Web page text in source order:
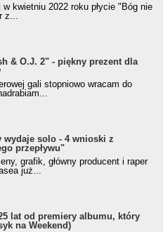
kwietniu 2022 roku płycie "Bóg nie
z...
& O.J. 2" - piękny prezent dla
gali stopniowo wracam do
wydaje solo - 4 wnioski z
przepływu"
grafik, główny producent i raper
już...
lat od premiery albumu, który
na Weekend)